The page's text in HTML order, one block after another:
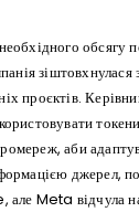
обсягу
зіштовхнулася
проєктів.
аби
джерел,
Meta відчула